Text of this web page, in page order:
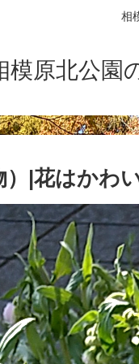
相
模原北公園
）|花はかわ